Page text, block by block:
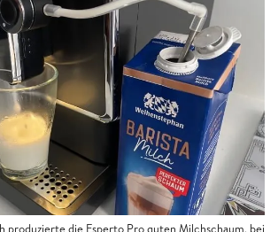
produzierte die Esperto Pro guten Milchschaum, bei